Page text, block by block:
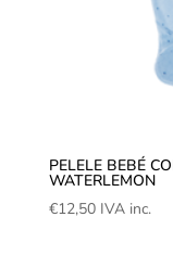
PELELE BEBÉ
WATERLEMON
€12,50 IVA inc.